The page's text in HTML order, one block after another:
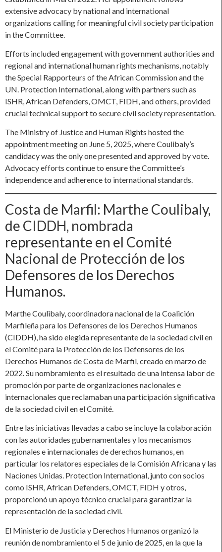
extensive advocacy by national and international
organizations calling for meaningful civil society participation
in the Committee.
Efforts included engagement with government authorities and
regional and international human rights mechanisms, notably
the Special Rapporteurs of the African Commission and the
UN. Protection International, along with partners such as
ISHR, African Defenders, OMCT, FIDH, and others, provided
crucial technical support to secure civil society representation.
The Ministry of Justice and Human Rights hosted the
appointment meeting on June 5, 2025, where Coulibaly’s
candidacy was the only one presented and approved by vote.
Advocacy efforts continue to ensure the Committee’s
independence and adherence to international standards.
Costa de Marfil: Marthe Coulibaly,
de CIDDH, nombrada
representante en el Comité
Nacional de Protección de los
Defensores de los Derechos
Humanos.
Marthe Coulibaly, coordinadora nacional de la Coalición
Marfileña para los Defensores de los Derechos Humanos
(CIDDH), ha sido elegida representante de la sociedad civil en
el Comité para la Protección de los Defensores de los
Derechos Humanos de Costa de Marfil, creado en marzo de
2022. Su nombramiento es el resultado de una intensa labor de
promoción por parte de organizaciones nacionales e
internacionales que reclamaban una participación significativa
de la sociedad civil en el Comité.
Entre las iniciativas llevadas a cabo se incluye la colaboración
con las autoridades gubernamentales y los mecanismos
regionales e internacionales de derechos humanos, en
particular los relatores especiales de la Comisión Africana y las
Naciones Unidas. Protection International, junto con socios
como ISHR, African Defenders, OMCT, FIDH y otros,
proporcionó un apoyo técnico crucial para garantizar la
representación de la sociedad civil.
El Ministerio de Justicia y Derechos Humanos organizó la
reunión de nombramiento el 5 de junio de 2025, en la que la